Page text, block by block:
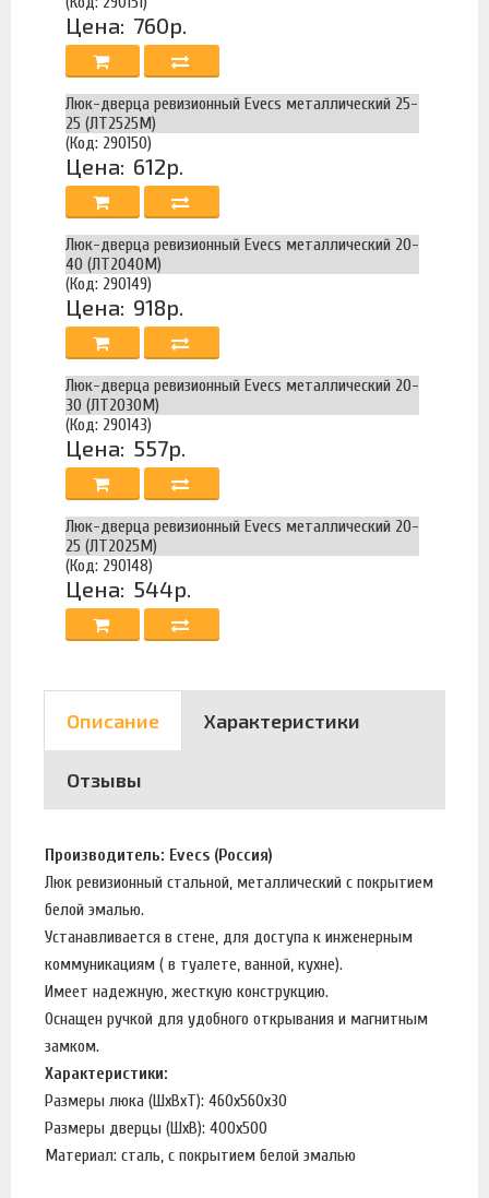
Цена: 760р.
Люк-дверца ревизионный Evecs металлический 25-
25 (ЛТ2525М)
(Код: 290150)
Цена: 612р.
Люк-дверца ревизионный Evecs металлический 20-
40 (ЛТ2040М)
(Код: 290149)
Цена: 918р.
Люк-дверца ревизионный Evecs металлический 20-
30 (ЛТ2030М)
(Код: 290143)
Цена: 557р.
Люк-дверца ревизионный Evecs металлический 20-
25 (ЛТ2025М)
(Код: 290148)
Цена: 544р.
Описание Характеристики
Отзывы
Производитель: Evecs (Россия)
Люк ревизионный стальной, металлический с покрытием
белой эмалью.
Устанавливается в стене, для доступа к инженерным
коммуникациям ( в туалете, ванной, кухне).
Имеет надежную, жесткую конструкцию.
Оснащен ручкой для удобного открывания и магнитным
замком.
Характеристики:
Размеры люка (ШхВхТ): 460х560х30
Размеры дверцы (ШхВ): 400х500
Материал: сталь, с покрытием белой эмалью